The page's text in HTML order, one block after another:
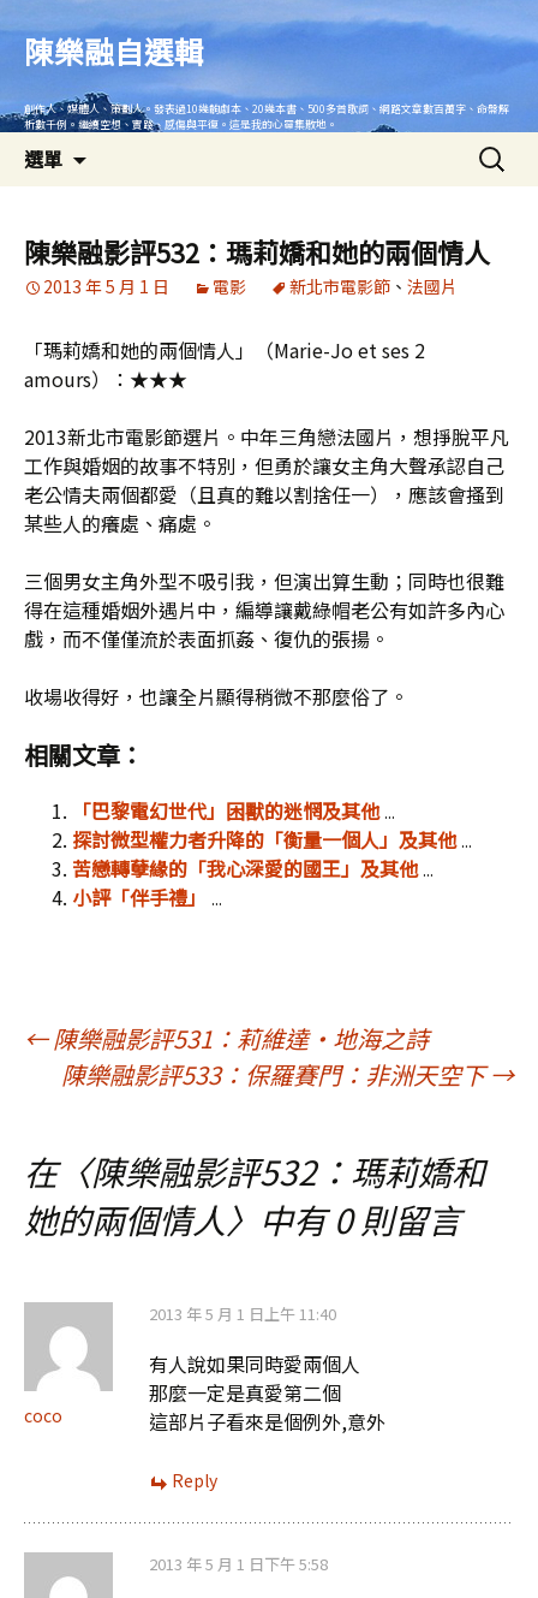
內
陳樂融自選輯
創作人、媒體人、策劃人。發表過10幾齣劇本、20幾本書、500多首歌詞、網路文章數百萬字、命盤解
析數千例。繼續空想、實踐、感傷與平復。這是我的心靈集散地。
選單
搜
尋
鍵
字:
陳樂融影評532：瑪莉嬌和她的兩個情人
2013 年 5 月 1 日 電影 新北市電影節 、 法國片
「瑪莉嬌和她的兩個情人」（Marie-Jo et ses 2
amours）：★★★
2013新北市電影節選片。中年三角戀法國片，想掙脫平凡
工作與婚姻的故事不特別，但勇於讓女主角大聲承認自己
老公情夫兩個都愛（且真的難以割捨任一），應該會搔到
某些人的癢處、痛處。
三個男女主角外型不吸引我，但演出算生動；同時也很難
得在這種婚姻外遇片中，編導讓戴綠帽老公有如許多內心
戲，而不僅僅流於表面抓姦、復仇的張揚。
收場收得好，也讓全片顯得稍微不那麼俗了。
相關文章：
「巴黎電幻世代」困獸的迷惘及其他 ...
探討微型權力者升降的「衡量一個人」及其他 ...
苦戀轉孽緣的「我心深愛的國王」及其他 ...
小評「伴手禮」 ...
文
導
覽
←陳樂融影評531：莉維達‧地海之詩
陳樂融影評533：保羅賽門：非洲天空下→
在〈陳樂融影評532：瑪莉嬌和
她的兩個情人〉中有 0 則留言
coco
2013 年 5 月 1 日上午 11:40
有人說如果同時愛兩個人
那麼一定是真愛第二個
這部片子看來是個例外,意外
Reply
2013 年 5 月 1 日下午 5:58